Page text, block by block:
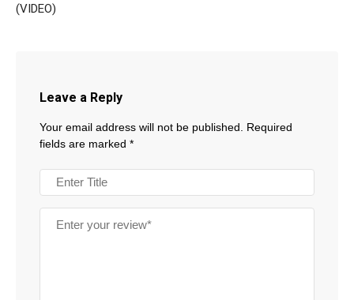
(VIDEO)
Leave a Reply
Your email address will not be published.
Required
fields are marked *